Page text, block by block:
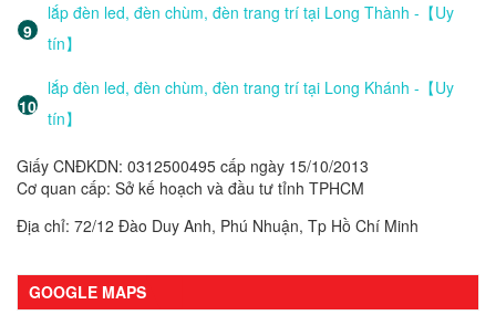
lắp đèn led, đèn chùm, đèn trang trí tại Long Thành -【Uy
tín】
lắp đèn led, đèn chùm, đèn trang trí tại Long Khánh -【Uy
tín】
Giấy CNĐKDN: 0312500495 cấp ngày 15/10/2013
Cơ quan cấp: Sở kế hoạch và đầu tư tỉnh TPHCM
Địa chỉ: 72/12 Đào Duy Anh, Phú Nhuận, Tp Hồ Chí Minh
GOOGLE MAPS